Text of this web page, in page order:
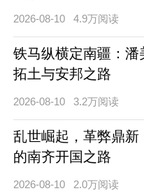
2026-08-10 4.9万阅读
铁马纵横定南疆：潘
拓土与安邦之路
2026-08-10 3.2万阅读
乱世崛起，革弊鼎新
的南齐开国之路
2026-08-10 2.0万阅读